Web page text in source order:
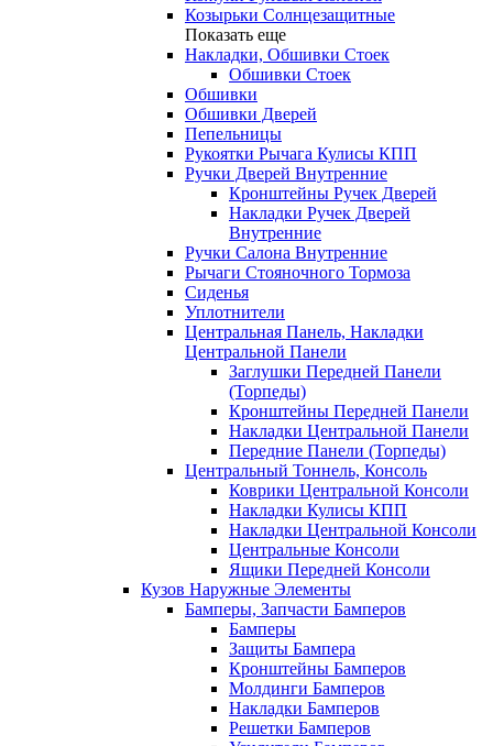
Козырьки Солнцезащитные
Показать еще
Накладки, Обшивки Стоек
Обшивки Стоек
Обшивки
Обшивки Дверей
Пепельницы
Рукоятки Рычага Кулисы КПП
Ручки Дверей Внутренние
Кронштейны Ручек Дверей
Накладки Ручек Дверей
Внутренние
Ручки Салона Внутренние
Рычаги Стояночного Тормоза
Сиденья
Уплотнители
Центральная Панель, Накладки
Центральной Панели
Заглушки Передней Панели
(Торпеды)
Кронштейны Передней Панели
Накладки Центральной Панели
Передние Панели (Торпеды)
Центральный Тоннель, Консоль
Коврики Центральной Консоли
Накладки Кулисы КПП
Накладки Центральной Консоли
Центральные Консоли
Ящики Передней Консоли
Кузов Наружные Элементы
Бамперы, Запчасти Бамперов
Бамперы
Защиты Бампера
Кронштейны Бамперов
Молдинги Бамперов
Накладки Бамперов
Решетки Бамперов